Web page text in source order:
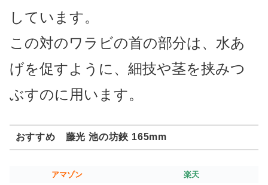
しています。
この対のワラビの首の部分は、水あ
げを促すように、細技や茎を挟みつ
ぶすのに用います。
おすすめ 藤光 池の坊鋏 165mm
アマゾン 楽天